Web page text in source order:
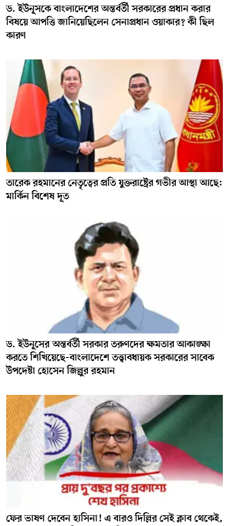
ড. ইউনূসকে বাংলাদেশের অন্তর্বর্তী সরকারের প্রধান করার
বিষয়ে আপত্তি জানিয়েছিলেন সেনাপ্রধান ওয়াকার? কী ছিল
কারণ
তারেক রহমানের নেতৃত্বের প্রতি যুক্তরাষ্ট্রের গভীর আস্থা আছে:
মার্কিন বিশেষ দূত
ড. ইউনূসের অন্তর্বর্তী সরকার তরুণদের ক্ষমতার আকাঙ্ক্ষা
করতে শিখিয়েছে-বাংলাদেশে তত্ত্বাবধায়ক সরকারের সাবেক
উপদেষ্টা হোসেন জিল্লুর রহমান
ফের ভাষণ দেবেন হাসিনা! এ বারও দিল্লির সেই ক্লাব থেকেই,